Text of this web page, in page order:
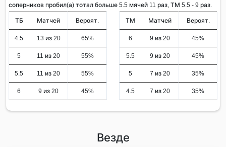
соперников пробил(а) тотал больше 5.5 мячей 11 раз, ТМ 5.5 - 9 раз.
ТБ Матчей Вероят.
4.5 13 из 20 65%
5 11 из 20 55%
5.5 11 из 20 55%
6 9 из 20 45%
ТМ Матчей Вероят.
6 9 из 20 45%
5.5 9 из 20 45%
5 7 из 20 35%
4.5 7 из 20 35%
Везде